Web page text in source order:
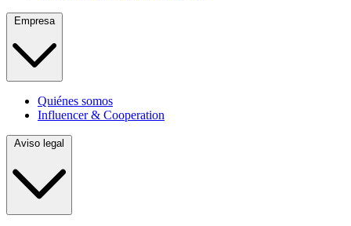
Empresa
Quiénes somos
Influencer & Cooperation
Aviso legal